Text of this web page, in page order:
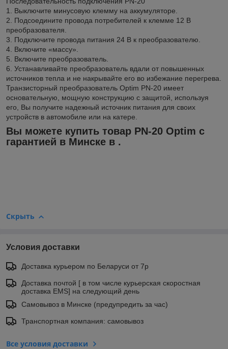
1. Выключите минусовую клемму на аккумуляторе.
2. Подсоедините провода потребителей к клемме 12 В
преобразователя.
3. Подключите провода питания 24 В к преобразователю.
4. Включите «массу».
5. Включите преобразователь.
6. Устанавливайте преобразователь вдали от повышенных
источников тепла и не накрывайте его во избежание перегрева.
Транзисторный преобразователь Optim PN-20 имеет
основательную, мощную конструкцию с защитой, используя
его, Вы получите надежный источник питания для своих
устройств в автомобиле или на катере.
Вы можете купить товар PN-20 Optim с
гарантией в Минске в .
Скрыть
Условия доставки
Доставка курьером по Беларуси от 7р
Доставка почтой [ в том числе курьерская скоростная
доставка EMS] на следующий день
Самовывоз в Минске (предупредить за час)
Транспортная компания: самовывоз
Все условия доставки